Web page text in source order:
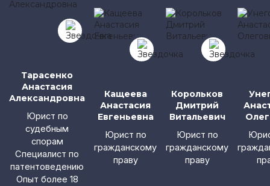
Тарасенко
Анастасия
Александровна
Юрист по
судебным
спорам
Специалист по
патентоведению
Опыт более 18
Кащеева
Анастасия
Евгеньевна
Юрист по
гражданскому
праву
Корольков
Дмитрий
Витальевич
Юрист по
гражданскому
праву